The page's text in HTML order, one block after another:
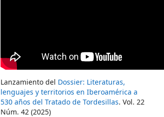
Lanzamiento del Dossier: Literaturas,
lenguajes y territorios en Iberoamérica a
530 años del Tratado de Tordesillas. Vol. 22
Núm. 42 (2025)